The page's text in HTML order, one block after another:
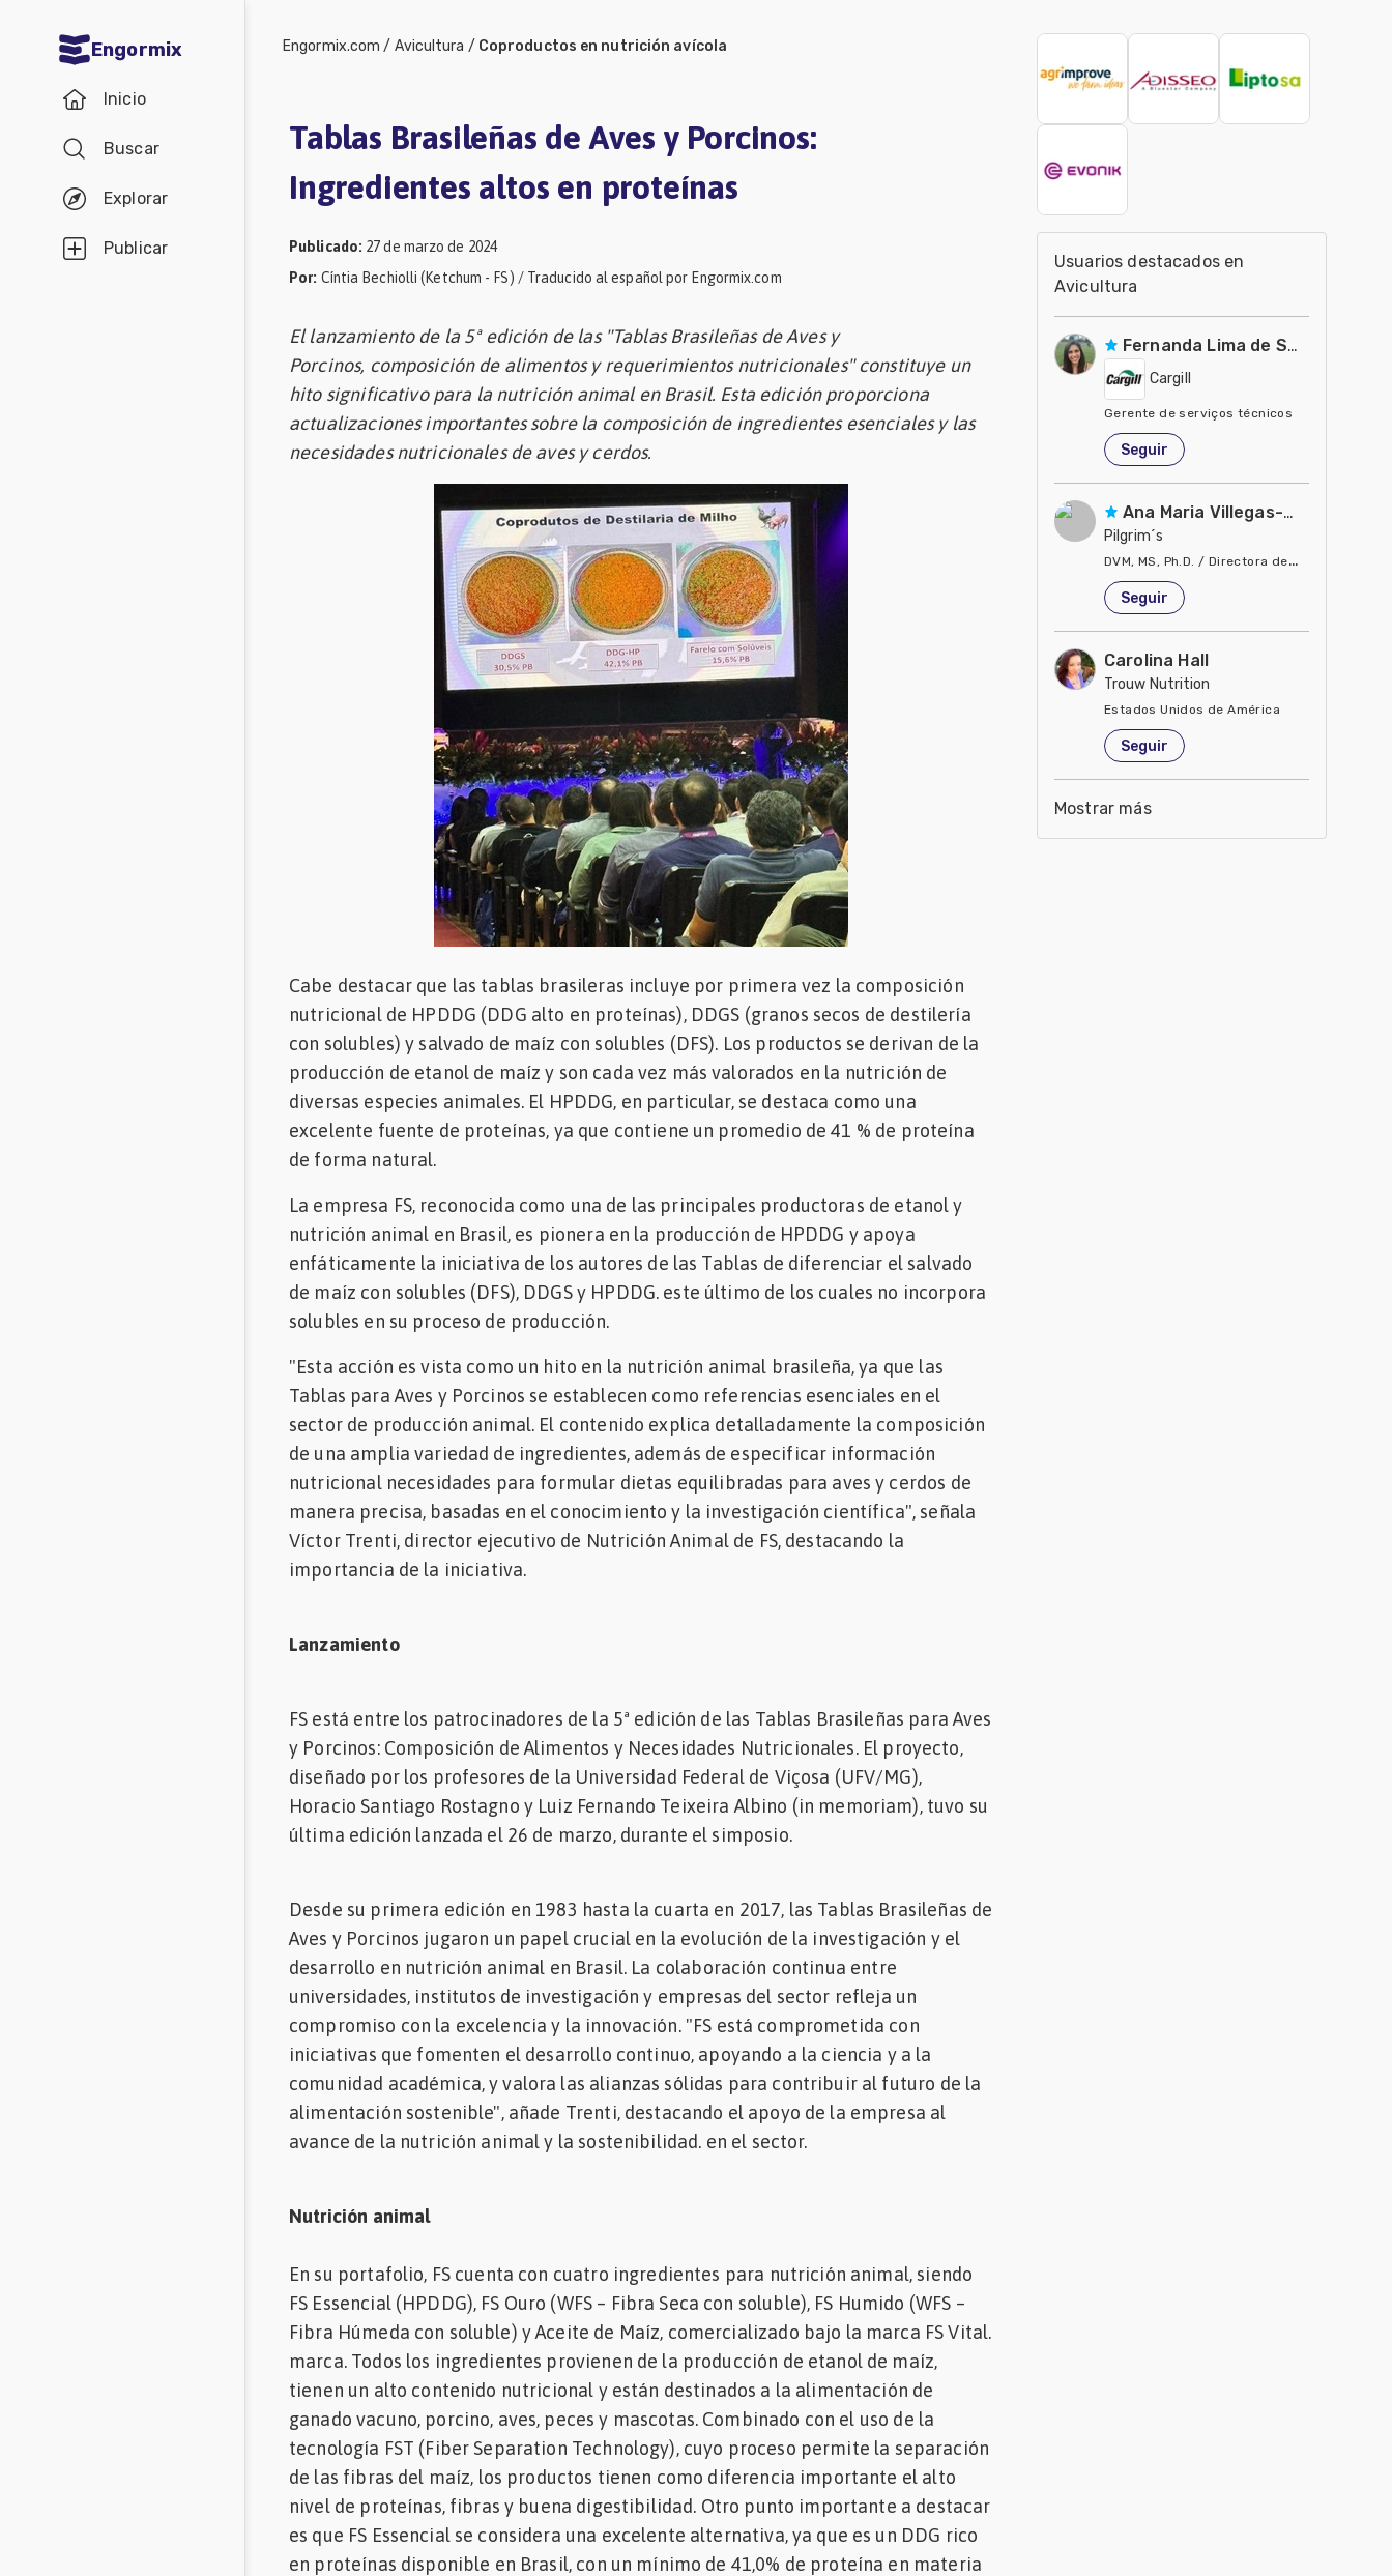
Engormix
Inicio
Buscar
Explorar
Publicar
Agricultura
Balanceados
Piensos
Ganadería
Micotoxinas
Porcicultura
Engormix.com / Avicultura / Coproductos en nutrición avícola
Tablas Brasileñas de Aves y Porcinos:
Ingredientes altos en proteínas
Publicado: 27 de marzo de 2024
Por: Cíntia Bechiolli (Ketchum - FS) / Traducido al español por Engormix.com
El lanzamiento de la 5ª edición de las "Tablas Brasileñas de Aves y
Porcinos, composición de alimentos y requerimientos nutricionales" constituye un
hito significativo para la nutrición animal en Brasil. Esta edición proporciona
actualizaciones importantes sobre la composición de ingredientes esenciales y las
necesidades nutricionales de aves y cerdos.
Cabe destacar que las tablas brasileras incluye por primera vez la composición
nutricional de HPDDG (DDG alto en proteínas), DDGS (granos secos de destilería
con solubles) y salvado de maíz con solubles (DFS). Los productos se derivan de la
producción de etanol de maíz y son cada vez más valorados en la nutrición de
diversas especies animales. El HPDDG, en particular, se destaca como una
excelente fuente de proteínas, ya que contiene un promedio de 41 % de proteína
de forma natural.
La empresa FS, reconocida como una de las principales productoras de etanol y
nutrición animal en Brasil, es pionera en la producción de HPDDG y apoya
enfáticamente la iniciativa de los autores de las Tablas de diferenciar el salvado
de maíz con solubles (DFS), DDGS y HPDDG. este último de los cuales no incorpora
solubles en su proceso de producción.
"Esta acción es vista como un hito en la nutrición animal brasileña, ya que las
Tablas para Aves y Porcinos se establecen como referencias esenciales en el
sector de producción animal. El contenido explica detalladamente la composición
de una amplia variedad de ingredientes, además de especificar información
nutricional necesidades para formular dietas equilibradas para aves y cerdos de
manera precisa, basadas en el conocimiento y la investigación científica", señala
Víctor Trenti, director ejecutivo de Nutrición Animal de FS, destacando la
importancia de la iniciativa.
Lanzamiento
FS está entre los patrocinadores de la 5ª edición de las Tablas Brasileñas para Aves
y Porcinos: Composición de Alimentos y Necesidades Nutricionales. El proyecto,
diseñado por los profesores de la Universidad Federal de Viçosa (UFV/MG),
Horacio Santiago Rostagno y Luiz Fernando Teixeira Albino (in memoriam), tuvo su
última edición lanzada el 26 de marzo, durante el simposio.
Desde su primera edición en 1983 hasta la cuarta en 2017, las Tablas Brasileñas de
Aves y Porcinos jugaron un papel crucial en la evolución de la investigación y el
desarrollo en nutrición animal en Brasil. La colaboración continua entre
universidades, institutos de investigación y empresas del sector refleja un
compromiso con la excelencia y la innovación. "FS está comprometida con
iniciativas que fomenten el desarrollo continuo, apoyando a la ciencia y a la
comunidad académica, y valora las alianzas sólidas para contribuir al futuro de la
alimentación sostenible", añade Trenti, destacando el apoyo de la empresa al
avance de la nutrición animal y la sostenibilidad. en el sector.
Nutrición animal
En su portafolio, FS cuenta con cuatro ingredientes para nutrición animal, siendo
FS Essencial (HPDDG), FS Ouro (WFS – Fibra Seca con soluble), FS Humido (WFS –
Fibra Húmeda con soluble) y Aceite de Maíz, comercializado bajo la marca FS Vital.
marca. Todos los ingredientes provienen de la producción de etanol de maíz,
tienen un alto contenido nutricional y están destinados a la alimentación de
ganado vacuno, porcino, aves, peces y mascotas. Combinado con el uso de la
tecnología FST (Fiber Separation Technology), cuyo proceso permite la separación
de las fibras del maíz, los productos tienen como diferencia importante el alto
nivel de proteínas, fibras y buena digestibilidad. Otro punto importante a destacar
es que FS Essencial se considera una excelente alternativa, ya que es un DDG rico
en proteínas disponible en Brasil, con un mínimo de 41,0% de proteína en materia
Usuarios destacados en
Avicultura
Fernanda Lima de Souza Castro
Cargill
Gerente de serviços técnicos
Estados Unidos de América
Seguir
Ana Maria Villegas-Gamble
Pilgrim´s
DVM, MS, Ph.D. / Directora de Nutrición
Estados Unidos de América
Seguir
Carolina Hall
Trouw Nutrition
Estados Unidos de América
Seguir
Mostrar más